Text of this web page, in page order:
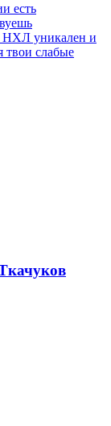
есть
НХЛ уникален и
твои слабые